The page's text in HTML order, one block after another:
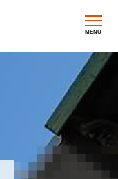
MENU